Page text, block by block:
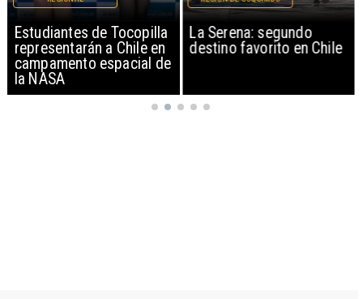
Estudiantes de Tocopilla
representarán a Chile en
campamento espacial de
la NASA
La Serena: segundo
destino favorito en Chile